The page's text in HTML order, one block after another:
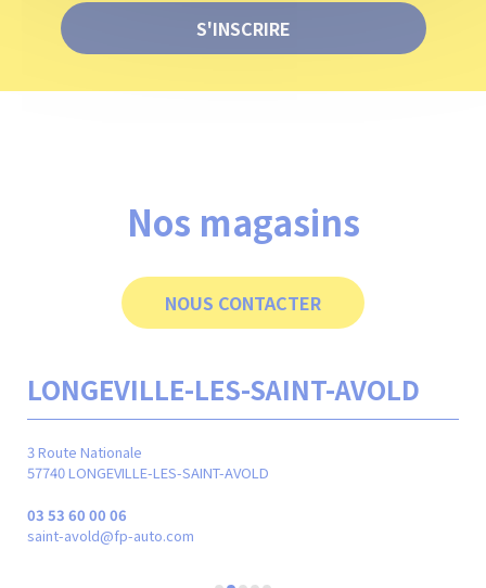
S'INSCRIRE
Nos magasins
NOUS CONTACTER
LONGEVILLE-LES-SAINT-AVOLD
3 Route Nationale
57740 LONGEVILLE-LES-SAINT-AVOLD
03 53 60 00 06
saint-avold@fp-auto.com